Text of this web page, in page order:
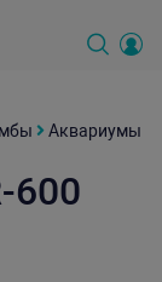
Аквариумы
600